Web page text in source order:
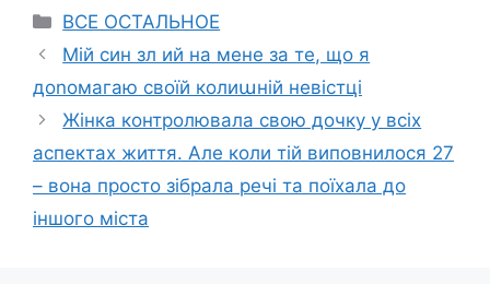
Categories
ВСЕ ОСТАЛЬНОЕ
Мій син зл ий на мене за те, що я
доnомагаю своїй колиաній невістці
Жінка контролювала свою дочку у всіх
аспектах життя. Але коли тій виповнилося 27
– вона просто зібрала речі та поїхала до
іншого міста